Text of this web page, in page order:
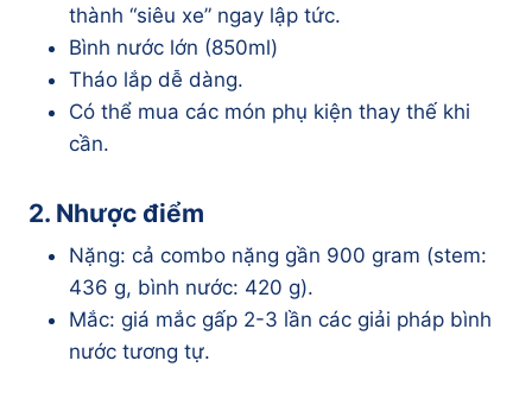
thành “siêu xe” ngay lập tức.
Bình nước lớn (850ml)
Tháo lắp dễ dàng.
Có thể mua các món phụ kiện thay thế khi
cần.
2. Nhược điểm
Nặng: cả combo nặng gần 900 gram (stem:
436 g, bình nước: 420 g).
Mắc: giá mắc gấp 2-3 lần các giải pháp bình
nước tương tự.